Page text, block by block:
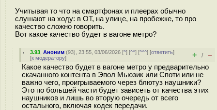
Учитывая то что на смартфонах и плеерах обычно
слушают на ходу: в ОТ, на улице, на пробежке, то про
качество сложно говорить.
Вот какое качество будет в вагоне метро?
3.93 ,Аноним (93), 23:55, 03/06/2026 [^] [^^] [^^^] [ответить]
[к модератору] + / –
Какое качество будет в вагоне метро у предварительно
скачанного контента в Эпол Мьюзик или Споти или не
важно чего, проигрываемого через блютуз наушники?
Это по большей части будет зависеть от качества этих
наушников и лишь во вторую очередь от всего
остального, включая кодек передачи.